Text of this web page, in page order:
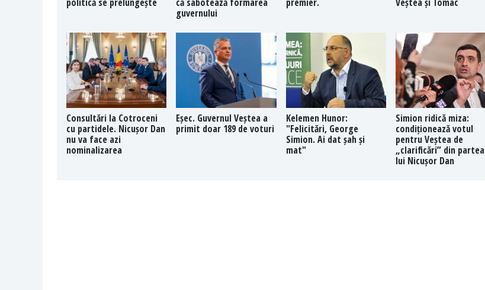
politică se prelungește
că sabotează formarea
guvernului
premier.
Veștea și Tomac
Consultări la Cotroceni
cu partidele. Nicușor Dan
nu va face azi
nominalizarea
Eșec. Guvernul Veștea a
primit doar 189 de voturi
Kelemen Hunor:
"Felicitări, George
Simion. Ai dat șah și
mat"
Simion ridică miza:
condiționează votul
pentru Veștea de
„clarificări” din partea
lui Nicușor Dan